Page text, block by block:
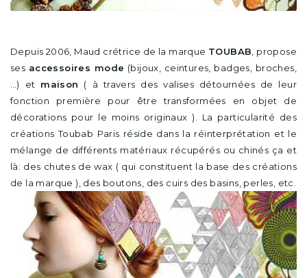
Depuis 2006, Maud crétrice de la marque TOUBAB , propose
ses accessoires mode (bijoux, ceintures, badges, broches,
…) et maison
( à travers des valises détournées de leur
fonction première pour être transformées en objet de
décorations pour le moins originaux ). La particularité des
créations Toubab Paris réside dans la réinterprétation et le
mélange de différents matériaux récupérés ou chinés ça et
là: des chutes de wax ( qui constituent la base des créations
de la marque ), des boutons, des cuirs des basins, perles, etc.